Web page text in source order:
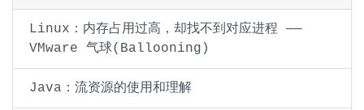
Linux：内存占用过高，却找不到对应进程 ——
VMware 气球(Ballooning)
Java：流资源的使用和理解